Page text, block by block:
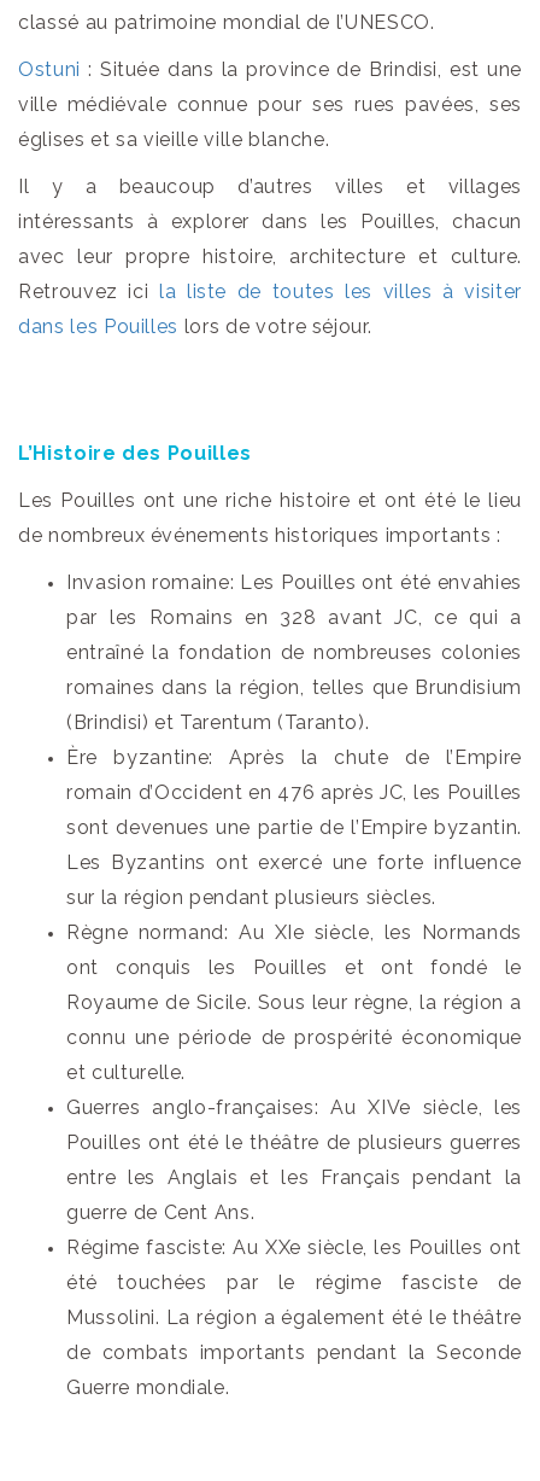
classé au patrimoine mondial de l’UNESCO.
Ostuni : Située dans la province de Brindisi, est une
ville médiévale connue pour ses rues pavées, ses
églises et sa vieille ville blanche.
Il y a beaucoup d’autres villes et villages
intéressants à explorer dans les Pouilles, chacun
avec leur propre histoire, architecture et culture.
Retrouvez ici la liste de toutes les villes à visiter
dans les Pouilles lors de votre séjour.
L’Histoire des Pouilles
Les Pouilles ont une riche histoire et ont été le lieu
de nombreux événements historiques importants :
Invasion romaine: Les Pouilles ont été envahies
par les Romains en 328 avant JC, ce qui a
entraîné la fondation de nombreuses colonies
romaines dans la région, telles que Brundisium
(Brindisi) et Tarentum (Taranto).
Ère byzantine: Après la chute de l’Empire
romain d’Occident en 476 après JC, les Pouilles
sont devenues une partie de l’Empire byzantin.
Les Byzantins ont exercé une forte influence
sur la région pendant plusieurs siècles.
Règne normand: Au XIe siècle, les Normands
ont conquis les Pouilles et ont fondé le
Royaume de Sicile. Sous leur règne, la région a
connu une période de prospérité économique
et culturelle.
Guerres anglo-françaises: Au XIVe siècle, les
Pouilles ont été le théâtre de plusieurs guerres
entre les Anglais et les Français pendant la
guerre de Cent Ans.
Régime fasciste: Au XXe siècle, les Pouilles ont
été touchées par le régime fasciste de
Mussolini. La région a également été le théâtre
de combats importants pendant la Seconde
Guerre mondiale.